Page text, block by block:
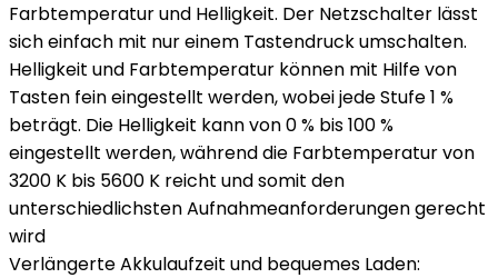
Farbtemperatur und Helligkeit. Der Netzschalter lässt
sich einfach mit nur einem Tastendruck umschalten.
Helligkeit und Farbtemperatur können mit Hilfe von
Tasten fein eingestellt werden, wobei jede Stufe 1 %
beträgt. Die Helligkeit kann von 0 % bis 100 %
eingestellt werden, während die Farbtemperatur von
3200 K bis 5600 K reicht und somit den
unterschiedlichsten Aufnahmeanforderungen gerecht
wird
Verlängerte Akkulaufzeit und bequemes Laden: